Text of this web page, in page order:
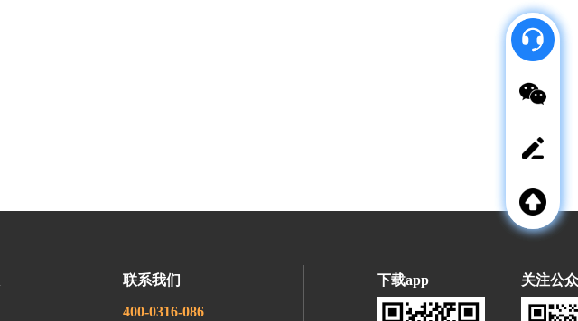
微信
反馈
返回
信
扫
一
扫
询
务
作
请
使
信
扫
一
联系我们
400-0316-086
下载app 关注公